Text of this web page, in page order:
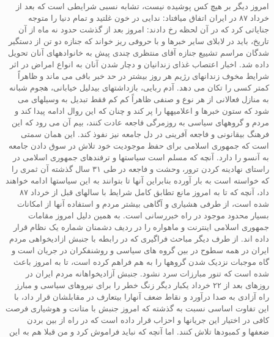
امروز دیگر بر هیچ کس پوشیده نیست، تشابه نسبی شرایطی است که بعد از
خرداد ۸۷ در ایران اتفاق میافتاد: ندایی در خون غلتید و تمام دنیا را متوجه
جنایاتی کرد که در آن لحظه رخ دادند: امروز بعد از گذشت حدود نه ماه از آن
تاریخ، باید در لابلای سایر خبرها و با حروفی ریز خواند که جنازه دو تن از دستگیر
شدگان مراسم تشییع جنازه آقای منتظری چندی پیش به خانوادههای آنان تحویل
داده شد. اخبار اعتصاب غذای زندانیان و دچار شدن آنان به انواع امراض در اثر
شرایط مخوف زندانهای رژیم هر روز بیشتر در حد خبر باقی می ماند و ظاهراً
کمتر کسی را تکان می دهد. آدم ربایی، بازداشتهای بیدلیل خیابانی، هجوم شبانه
به منازل فعالانی از هر نوع و صنفی ظاهراً کم کم فقط تبدیل به وسیلهای می
شود که ستون خبرها و اعلامیهها را پر کند و چنان که این روال ادامه پیدا کند و
مردم و گروههای سیاسی به روزمرگی فاجعه عادت کنند، بیم آن می رود که این
فرهنگ بیقانونی و فاجعه آفرینی در دل جامعه نیز نفوذ کند. این همان سمتی
است که جمهوری اسلامی برای حفظ موجودیت خود تلاش در سوق دادن جامعه
به آنسو را دارد. آنچه که مسلم است سیاستها و ترفندهای جمهوری اسلامی در
راستای نهادینه کردن ترور، وحشت و فاجعه در طی ۳۱ سال گذشته آن ثمری را
که خواسته است به بار آورده بنابراین آنها تا بتوانند به این سیاستها ادامه خواهند
داد، آنچه که تا به امروز مانع تطابق کامل شرایط با سالهای قبل از خرداد ۸۷
شده است، از طرفی هشیاری و آگاهی بیشتر مردم و استفاده آنها از امکانات
بسیار محدود موجود در راه خبررسانی است. به همین دلیل امروز مقامات
جمهوری اسلامی اینترنت و ماهواره را در ردیف دشمنان شماره یک نظام قرار
داده اند. از طرف دیگر مباحث فراگیری که در رابطه با جنبش ازادیخواهی مردم
ایران در همه سطوح در بین گروه های سیاسی و روشنفکران در جریان است و
گاه موجبات نزدیک شدن گروهها را به هم فراهم کرده است، تا به امروز باعث
شده است که تنور مبارزات سرد نشود. جنبش آزادیخواهانه مردم ایران در
روزهای بعد از ۲۲ خرداد یکبار دیگر زنگ خطر را برای نیروهای سیاسی و مبارز
راه آزادی به صدا درآورد و نقاط ضعف آنهارا بیتعارف در مقابلشان قرار داد، با
این تفاوت اساسی نسبت به گذشته که امروز جنبش با متانت و هوشیاری فرصت
کافی در اختیار این جریانها و احزاب قرار داده است که در راه از بین بردن
ضعفها و کمبودها تلاش کنند. اما آنچه که نباید فراموش کرد و من قبلا هم به این